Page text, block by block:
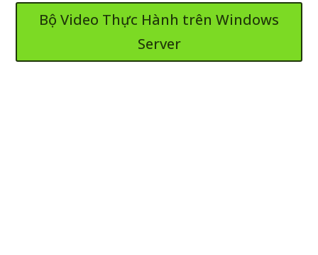
Bộ Video Thực Hành trên Windows
Server